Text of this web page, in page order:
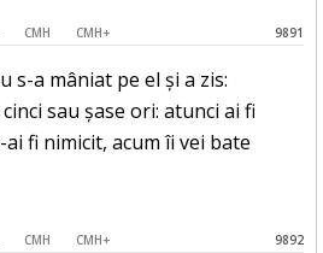
CMH CMH+ 9891
s-a mâniat pe el și a zis:
sau șase ori: atunci ai fi
fi nimicit, acum îi vei bate
CMH CMH+ 9892